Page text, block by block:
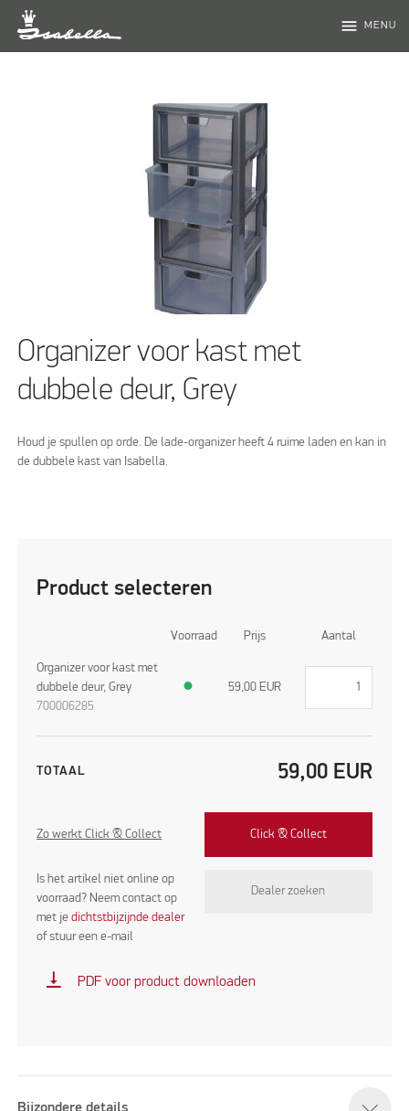
menu MENU
Organizer voor kast met
dubbele deur, Grey
Houd je spullen op orde. De lade-organizer heeft 4 ruime laden en kan in
de dubbele kast van Isabella.
Product selecteren
Voorraad Prijs Aantal
Organizer voor kast met
dubbele deur, Grey
700006285
● 59,00 EUR
TOTAAL 59,00 EUR
Zo werkt Click & Collect Click & Collect
Is het artikel niet online op
voorraad? Neem contact op
met jedichtstbijzijnde dealer
of stuur een e-mail
Dealer zoeken
vertical_align_bottom PDF voor product downloaden
Bijzondere details